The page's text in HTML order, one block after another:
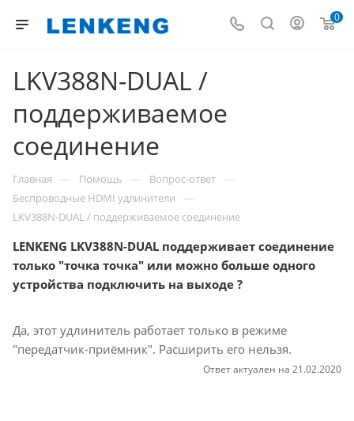
0
LKV388N-DUAL /
поддерживаемое
соединение
Главная — Помощь — Вопрос-ответ —
Беспроводные HDMI удлинители —
LKV388N-DUAL / поддерживаемое соединение
LENKENG LKV388N-DUAL поддерживает соединение
только "точка точка" или можно больше одного
устройства подключить на выходе ?
Да, этот удлинитель работает только в режиме
"передатчик-приёмник". Расширить его нельзя.
Ответ актуален на 21.02.2020